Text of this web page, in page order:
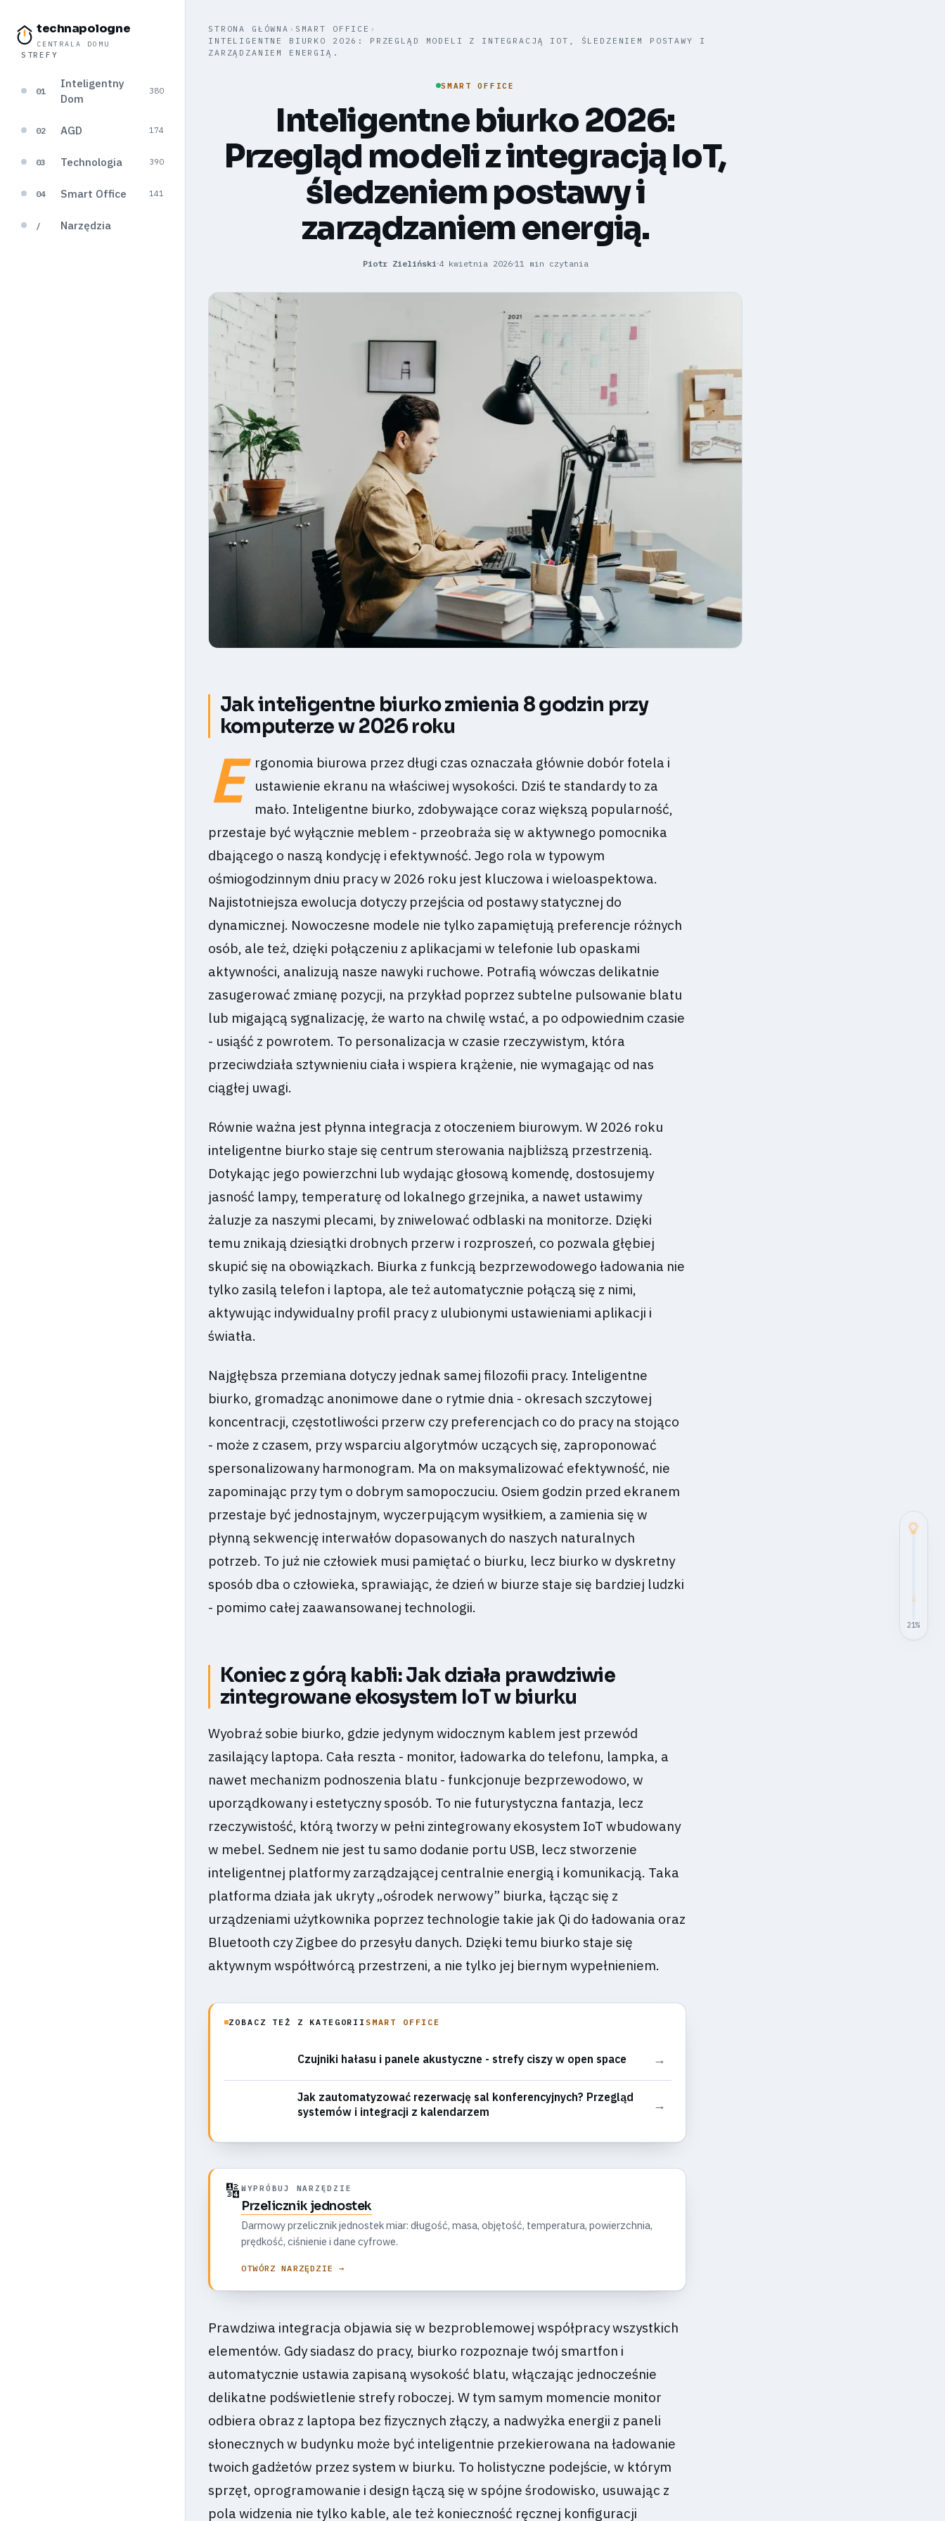
technapologne
CENTRALA DOMU
STREFY
01
Inteligentny
Dom
380
02 AGD 174
03 Technologia 390
04 Smart Office 141
/ Narzędzia
21%
STRONA GŁÓWNA › SMART OFFICE ›
INTELIGENTNE BIURKO 2026: PRZEGLĄD MODELI Z INTEGRACJĄ IOT, ŚLEDZENIEM POSTAWY I
ZARZĄDZANIEM ENERGIĄ.
SMART OFFICE
Inteligentne biurko 2026:
Przegląd modeli z integracją IoT,
śledzeniem postawy i
zarządzaniem energią.
Piotr Zieliński 4 kwietnia 2026 11 min czytania
Jak inteligentne biurko zmienia 8 godzin przy
komputerze w 2026 roku
E
rgonomia biurowa przez długi czas oznaczała głównie dobór fotela i
ustawienie ekranu na właściwej wysokości. Dziś te standardy to za
mało. Inteligentne biurko, zdobywające coraz większą popularność,
przestaje być wyłącznie meblem - przeobraża się w aktywnego pomocnika
dbającego o naszą kondycję i efektywność. Jego rola w typowym
ośmiogodzinnym dniu pracy w 2026 roku jest kluczowa i wieloaspektowa.
Najistotniejsza ewolucja dotyczy przejścia od postawy statycznej do
dynamicznej. Nowoczesne modele nie tylko zapamiętują preferencje różnych
osób, ale też, dzięki połączeniu z aplikacjami w telefonie lub opaskami
aktywności, analizują nasze nawyki ruchowe. Potrafią wówczas delikatnie
zasugerować zmianę pozycji, na przykład poprzez subtelne pulsowanie blatu
lub migającą sygnalizację, że warto na chwilę wstać, a po odpowiednim czasie
- usiąść z powrotem. To personalizacja w czasie rzeczywistym, która
przeciwdziała sztywnieniu ciała i wspiera krążenie, nie wymagając od nas
ciągłej uwagi.
Równie ważna jest płynna integracja z otoczeniem biurowym. W 2026 roku
inteligentne biurko staje się centrum sterowania najbliższą przestrzenią.
Dotykając jego powierzchni lub wydając głosową komendę, dostosujemy
jasność lampy, temperaturę od lokalnego grzejnika, a nawet ustawimy
żaluzje za naszymi plecami, by zniwelować odblaski na monitorze. Dzięki
temu znikają dziesiątki drobnych przerw i rozproszeń, co pozwala głębiej
skupić się na obowiązkach. Biurka z funkcją bezprzewodowego ładowania nie
tylko zasilą telefon i laptopa, ale też automatycznie połączą się z nimi,
aktywując indywidualny profil pracy z ulubionymi ustawieniami aplikacji i
światła.
Najgłębsza przemiana dotyczy jednak samej filozofii pracy. Inteligentne
biurko, gromadząc anonimowe dane o rytmie dnia - okresach szczytowej
koncentracji, częstotliwości przerw czy preferencjach co do pracy na stojąco
- może z czasem, przy wsparciu algorytmów uczących się, zaproponować
spersonalizowany harmonogram. Ma on maksymalizować efektywność, nie
zapominając przy tym o dobrym samopoczuciu. Osiem godzin przed ekranem
przestaje być jednostajnym, wyczerpującym wysiłkiem, a zamienia się w
płynną sekwencję interwałów dopasowanych do naszych naturalnych
potrzeb. To już nie człowiek musi pamiętać o biurku, lecz biurko w dyskretny
sposób dba o człowieka, sprawiając, że dzień w biurze staje się bardziej ludzki
- pomimo całej zaawansowanej technologii.
Koniec z górą kabli: Jak działa prawdziwie
zintegrowane ekosystem IoT w biurku
Wyobraź sobie biurko, gdzie jedynym widocznym kablem jest przewód
zasilający laptopa. Cała reszta - monitor, ładowarka do telefonu, lampka, a
nawet mechanizm podnoszenia blatu - funkcjonuje bezprzewodowo, w
uporządkowany i estetyczny sposób. To nie futurystyczna fantazja, lecz
rzeczywistość, którą tworzy w pełni zintegrowany ekosystem IoT wbudowany
w mebel. Sednem nie jest tu samo dodanie portu USB, lecz stworzenie
inteligentnej platformy zarządzającej centralnie energią i komunikacją. Taka
platforma działa jak ukryty „ośrodek nerwowy” biurka, łącząc się z
urządzeniami użytkownika poprzez technologie takie jak Qi do ładowania oraz
Bluetooth czy Zigbee do przesyłu danych. Dzięki temu biurko staje się
aktywnym współtwórcą przestrzeni, a nie tylko jej biernym wypełnieniem.
ZOBACZ TEŻ Z KATEGORII SMART OFFICE
Czujniki hałasu i panele akustyczne - strefy ciszy w open space →
Jak zautomatyzować rezerwację sal konferencyjnych? Przegląd
systemów i integracji z kalendarzem
→
🔢 WYPRÓBUJ NARZĘDZIE
Przelicznik jednostek
Darmowy przelicznik jednostek miar: długość, masa, objętość, temperatura, powierzchnia,
prędkość, ciśnienie i dane cyfrowe.
OTWÓRZ NARZĘDZIE →
Prawdziwa integracja objawia się w bezproblemowej współpracy wszystkich
elementów. Gdy siadasz do pracy, biurko rozpoznaje twój smartfon i
automatycznie ustawia zapisaną wysokość blatu, włączając jednocześnie
delikatne podświetlenie strefy roboczej. W tym samym momencie monitor
odbiera obraz z laptopa bez fizycznych złączy, a nadwyżka energii z paneli
słonecznych w budynku może być inteligentnie przekierowana na ładowanie
twoich gadżetów przez system w biurku. To holistyczne podejście, w którym
sprzęt, oprogramowanie i design łączą się w spójne środowisko, usuwając z
pola widzenia nie tylko kable, ale też konieczność ręcznej konfiguracji